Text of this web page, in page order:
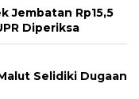
Jembatan Rp15,5
Diperiksa
Selidiki Dugaan